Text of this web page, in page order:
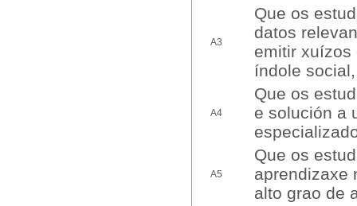
A3
Que os
datos
emitir xuízos
índole
A4
Que os
e solución a
A5
Que os
aprendizaxe
alto grao de